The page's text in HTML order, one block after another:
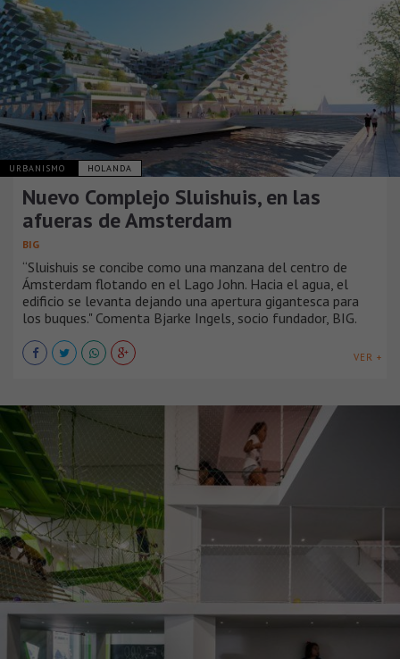
URBANISMO HOLANDA
Nuevo Complejo Sluishuis, en las
afueras de Amsterdam
BIG
“Sluishuis se concibe como una manzana del centro de
Ámsterdam flotando en el Lago John. Hacia el agua, el
edificio se levanta dejando una apertura gigantesca para
los buques." Comenta Bjarke Ingels, socio fundador, BIG.
VER +